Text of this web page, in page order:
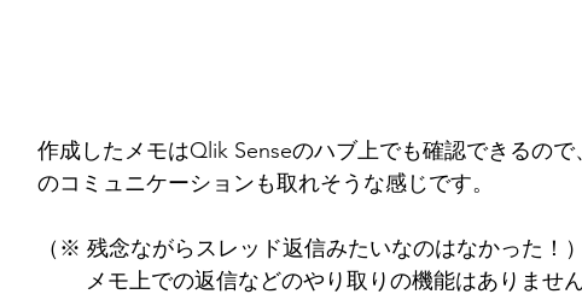
作成したメモはQlik Senseのハブ上でも確認できるの
のコミュニケーションも取れそうな感じです。
（※ 残念ながらスレッド返信みたいなのはなかった！）